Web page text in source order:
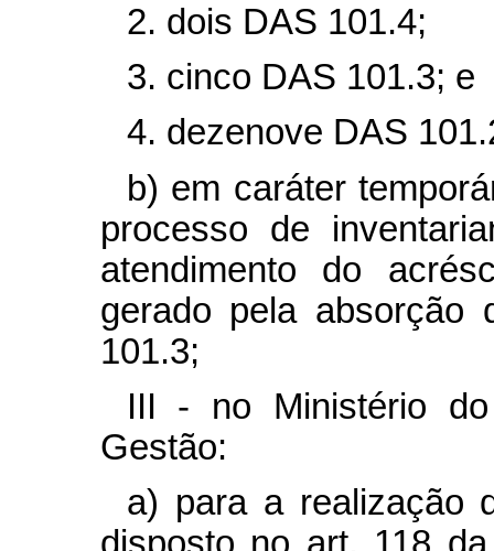
2. dois DAS 101.4;
3. cinco DAS 101.3; e
4. dezenove DAS
b) em caráter
processo de
atendimento do
gerado pela absorção
101.3;
III - no Ministério do
Gestão:
a) para a realização